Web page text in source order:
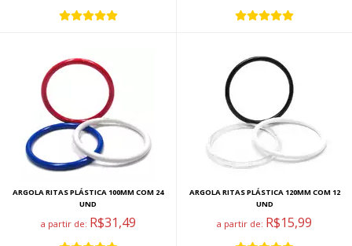
ARGOLA RITAS PLÁSTICA 100MM COM 24
UND
a partir de: R$31,49
ARGOLA RITAS PLÁSTICA 120MM COM 12
UND
a partir de: R$15,99